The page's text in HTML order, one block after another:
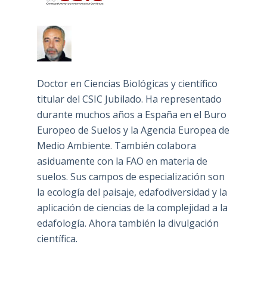
Doctor en Ciencias Biológicas y científico
titular del CSIC Jubilado. Ha representado
durante muchos años a España en el Buro
Europeo de Suelos y la Agencia Europea de
Medio Ambiente. También colabora
asiduamente con la FAO en materia de
suelos. Sus campos de especialización son
la ecología del paisaje, edafodiversidad y la
aplicación de ciencias de la complejidad a la
edafología. Ahora también la divulgación
científica.